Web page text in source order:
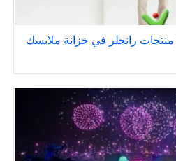
منتجات رانجلر في خزانة ملابسك